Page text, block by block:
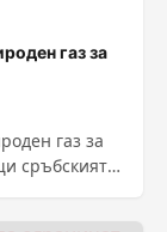
газ за
газ за
сръбският